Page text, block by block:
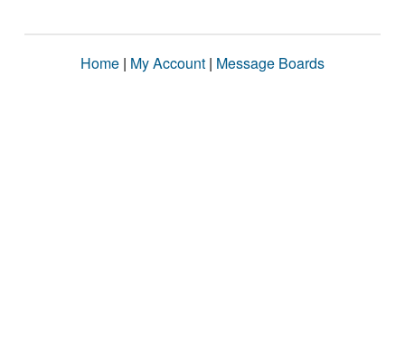
Home | My Account | Message Boards